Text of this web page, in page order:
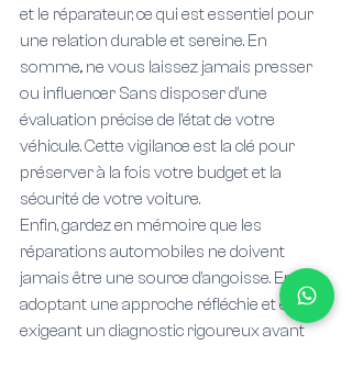
et le réparateur, ce qui est essentiel pour
une relation durable et sereine. En
somme,. ne vous laissez jamais presser
ou influencer Sans disposer d’une
évaluation précise de l’état de votre
véhicule. Cette vigilance est la clé pour
préserver à la fois votre budget et la
sécurité de votre voiture.
Enfin, gardez en mémoire que les
réparations automobiles ne doivent
jamais être une source d’angoisse. En
adoptant une approche réfléchie et en
exigeant un diagnostic rigoureux avant